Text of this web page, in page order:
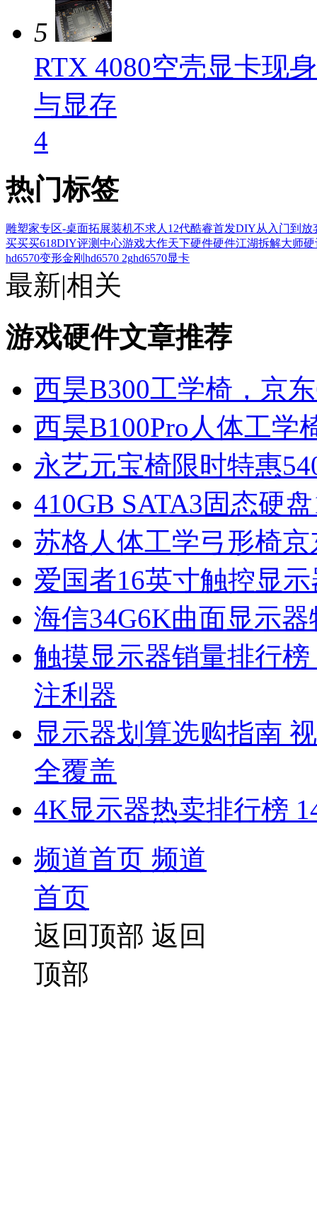
5
RTX 4080空壳显卡现
与显存
4
热门标签
雕塑家专区-桌面拓展装机不求人12代酷睿首发DIY从入门到放
买买买618DIY评测中心游戏大作天下硬件硬件江湖拆解大师硬
hd6570变形金刚 hd6570 2ghd6570显卡
最新|相关
游戏硬件文章推荐
西昊B300工学椅，京
西昊B100Pro人体工学
永艺元宝椅限时特惠
410GB SATA3固态硬
苏格人体工学弓形椅
爱国者16英寸触控显
海信34G6K曲面显示器
触摸显示器销量排行
注利器
显示器划算选购指南
全覆盖
4K显示器热卖排行榜
频道首页 频道
首页
返回顶部 返回
顶部